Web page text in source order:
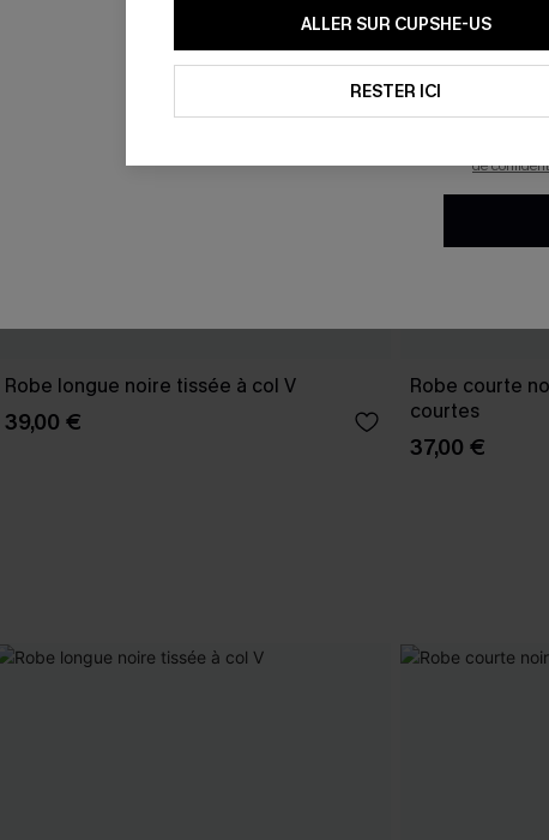
Robe longue noire tissée à col V
39,00 €
Robe courte
courtes
37,00 €
ALLER SUR CUPSHE-US
RESTER ICI
En
mails
pouvons
savoir si
produits
de